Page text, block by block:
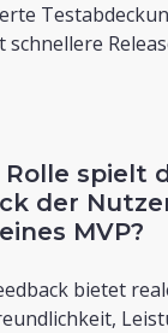
spielt
der
MVP?
bietet